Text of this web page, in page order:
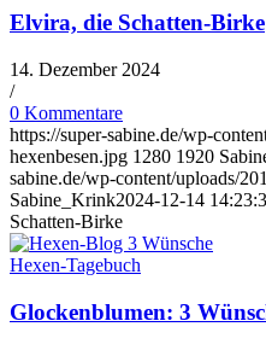
Elvira, die Schatten-Birke
14. Dezember 2024
/
0 Kommentare
https://super-sabine.de/wp-
hexenbesen.jpg 1280 1920
sabine.de/wp-content/uploads/
Sabine_Krink2024-12-14
Schatten-Birke
Hexen-Tagebuch
Glockenblumen: 3